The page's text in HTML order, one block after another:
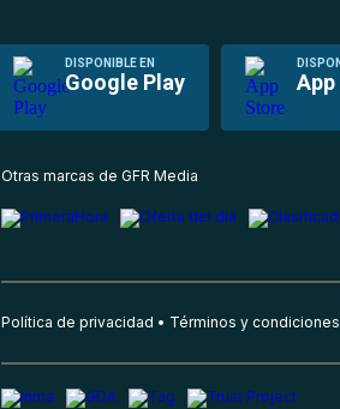
DISPONIBLE EN
Google Play
Otras marcas de GFR Media
Política de privacidad Términos y condiciones